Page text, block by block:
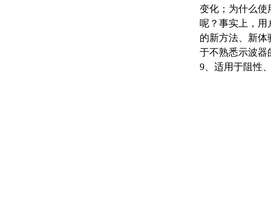
变化；为什么使
呢？事实上，用
的新方法、新体
于不熟悉示波器
9、适用于阻性